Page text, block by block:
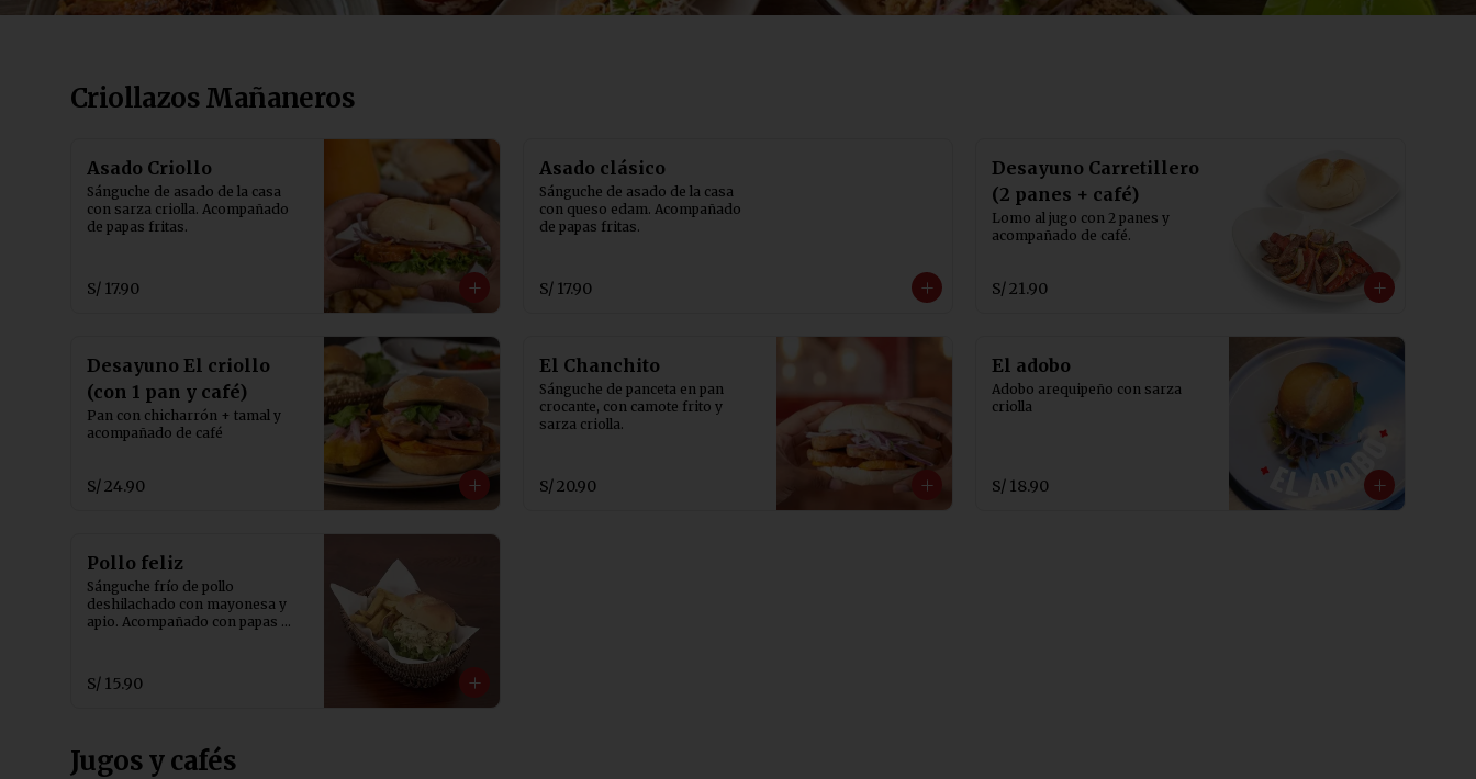
Criollazos Mañaneros
Asado Criollo
Sánguche de asado de la casa
con sarza criolla. Acompañado
de papas fritas.
S/ 17.90
Asado clásico
Sánguche de asado de la casa
con queso edam. Acompañado
de papas fritas.
S/ 17.90
Desayuno Carretillero
(2 panes + café)
Lomo al jugo con 2 panes y
acompañado de café.
S/ 21.90
Desayuno El criollo
(con 1 pan y café)
Pan con chicharrón + tamal y
acompañado de café
S/ 24.90
El Chanchito
Sánguche de panceta en pan
crocante, con camote frito y
sarza criolla.
S/ 20.90
El adobo
Adobo arequipeño con sarza
criolla
S/ 18.90
Pollo feliz
Sánguche frío de pollo
deshilachado con mayonesa y
apio. Acompañado con papas
S/ 15.90
Jugos y cafés